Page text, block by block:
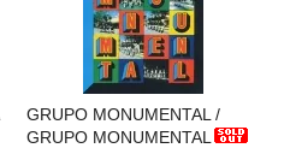
GRUPO MONUMENTAL /
GRUPO MONUMENTAL